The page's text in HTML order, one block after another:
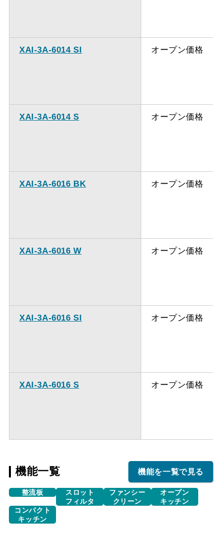
XAI-3A-6014 SI オープン価格
XAI-3A-6014 S オープン価格
XAI-3A-6016 BK オープン価格
XAI-3A-6016 W オープン価格
XAI-3A-6016 SI オープン価格
XAI-3A-6016 S オープン価格
機能一覧 機能を一覧で見る
整流板
スロット
フィルタ
ファンシー
クリーン
オープン
キッチン
コンパクト
キッチン